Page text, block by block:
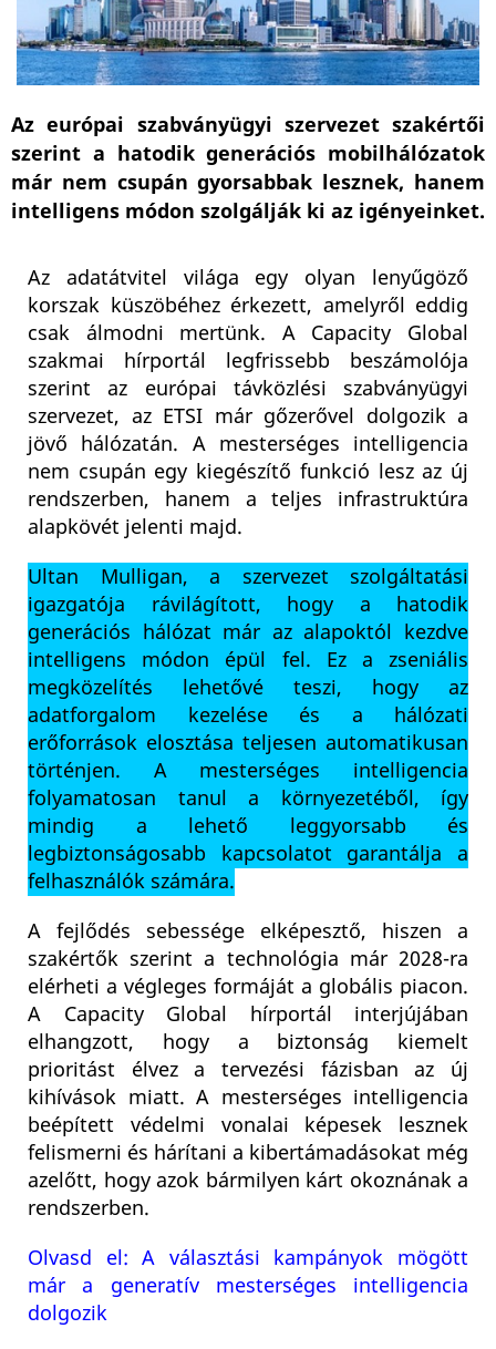
Az európai szabványügyi szervezet szakértői
szerint a hatodik generációs mobilhálózatok
már nem csupán gyorsabbak lesznek, hanem
intelligens módon szolgálják ki az igényeinket.
Az adatátvitel világa egy olyan lenyűgöző
korszak küszöbéhez érkezett, amelyről eddig
csak álmodni mertünk. A Capacity Global
szakmai hírportál legfrissebb beszámolója
szerint az európai távközlési szabványügyi
szervezet, az ETSI már gőzerővel dolgozik a
jövő hálózatán. A mesterséges intelligencia
nem csupán egy kiegészítő funkció lesz az új
rendszerben, hanem a teljes infrastruktúra
alapkövét jelenti majd.
Ultan Mulligan, a szervezet szolgáltatási
igazgatója rávilágított, hogy a hatodik
generációs hálózat már az alapoktól kezdve
intelligens módon épül fel. Ez a zseniális
megközelítés lehetővé teszi, hogy az
adatforgalom kezelése és a hálózati
erőforrások elosztása teljesen automatikusan
történjen. A mesterséges intelligencia
folyamatosan tanul a környezetéből, így
mindig a lehető leggyorsabb és
legbiztonságosabb kapcsolatot garantálja a
felhasználók számára.
A fejlődés sebessége elképesztő, hiszen a
szakértők szerint a technológia már 2028-ra
elérheti a végleges formáját a globális piacon.
A Capacity Global hírportál interjújában
elhangzott, hogy a biztonság kiemelt
prioritást élvez a tervezési fázisban az új
kihívások miatt. A mesterséges intelligencia
beépített védelmi vonalai képesek lesznek
felismerni és hárítani a kibertámadásokat még
azelőtt, hogy azok bármilyen kárt okoznának a
rendszerben.
Olvasd el: A választási kampányok mögött
már a generatív mesterséges intelligencia
dolgozik